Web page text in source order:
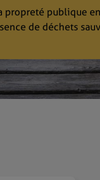
propreté publique en
de déchets